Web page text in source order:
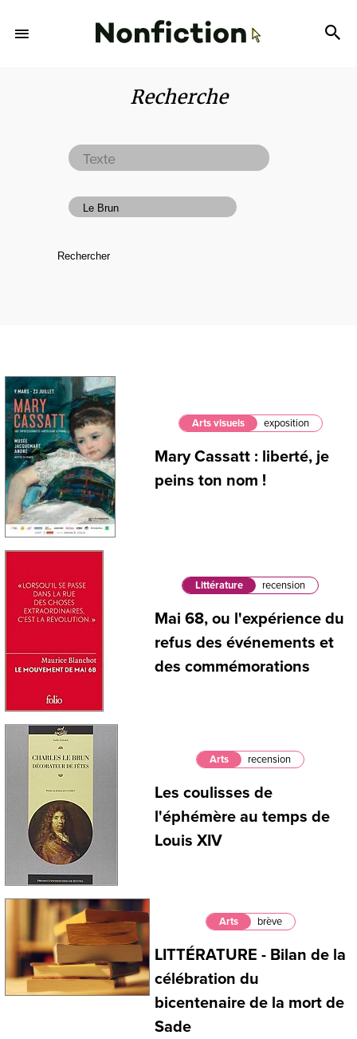
Recherche
Arts visuels exposition
Mary Cassatt : liberté, je
peins ton nom !
Littérature recension
Mai 68, ou l'expérience du
refus des événements et
des commémorations
Arts recension
Les coulisses de
l'éphémère au temps de
Louis XIV
Arts brève
LITTÉRATURE - Bilan de la
célébration du
bicentenaire de la mort de
Sade